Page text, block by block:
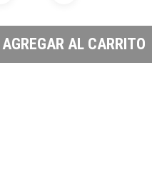
AGREGAR AL CARRITO